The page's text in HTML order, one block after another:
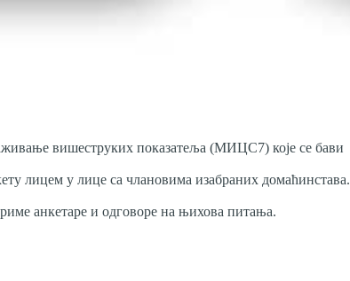
вишеструких показатеља (МИЦС7) које се бави
лицем у лице са члановима изабраних домаћинстава.
анкетаре и одговоре на њихова питања.